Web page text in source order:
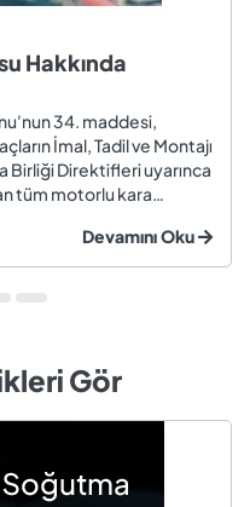
Hakkında
34. maddesi,
İmal, Tadil ve Montajı
Birliği Direktifleri uyarınca
tüm motorlu kara
motosiklet,
Devamını Oku
Gör